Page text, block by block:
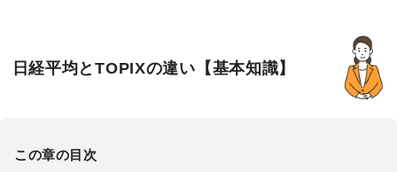
日経平均とTOPIXの違い【基本知識】
この章の目次